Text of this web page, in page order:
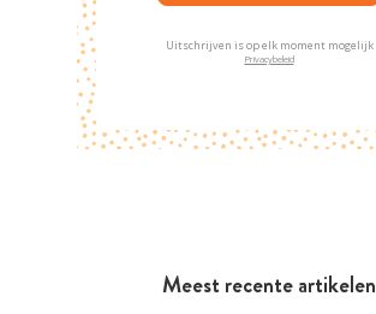
Meest recente artikelen
Uitschrijven is op elk moment mogelijk
Privacybeleid